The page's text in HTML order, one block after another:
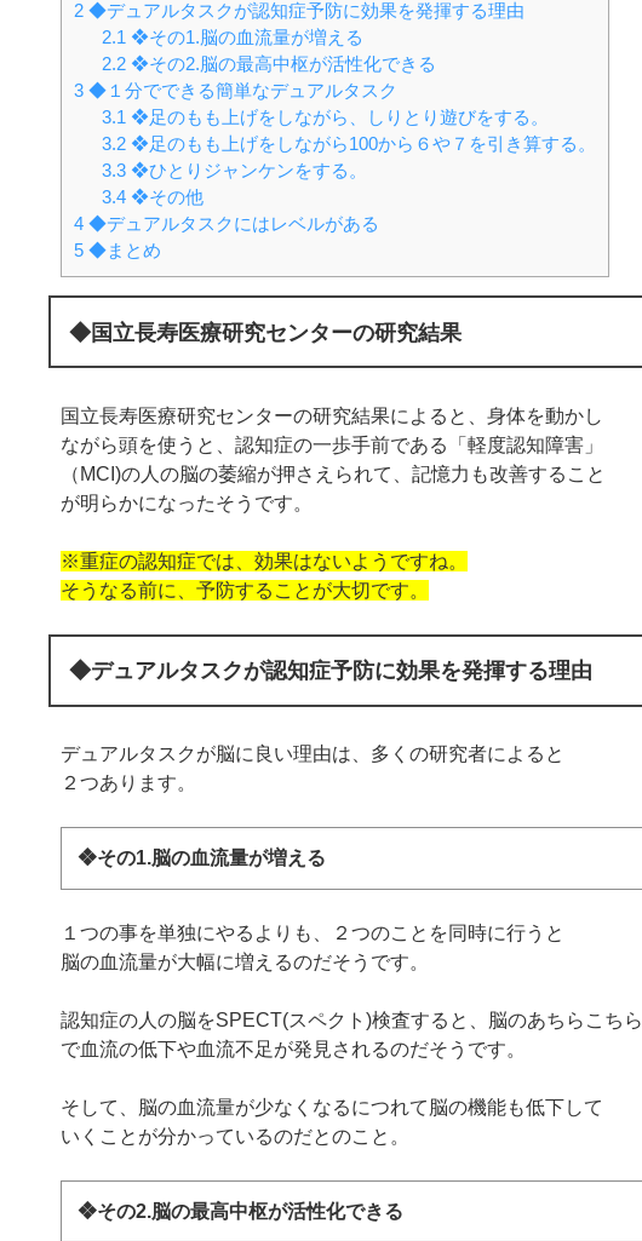
2◆デュアルタスクが認知症予防に効果を発揮する理由
2.1 ❖その1.脳の血流量が増える
2.2❖その2.脳の最高中枢が活性化できる
3◆１分でできる簡単なデュアルタスク
3.1 ❖足のもも上げをしながら、しりとり遊びをする。
3.2❖足のもも上げをしながら100から６や７を引き算する。
3.3❖ひとりジャンケンをする。
3.4❖その他
4◆デュアルタスクにはレベルがある
5◆まとめ
◆国立長寿医療研究センターの研究結果
国立長寿医療研究センターの研究結果によると、身体を動かし
ながら頭を使うと、認知症の一歩手前である「軽度認知障害」
（MCI)の人の脳の萎縮が押さえられて、記憶力も改善すること
が明らかになったそうです。
※重症の認知症では、効果はないようですね。
そうなる前に、予防することが大切です。
◆デュアルタスクが認知症予防に効果を発揮する理由
デュアルタスクが脳に良い理由は、多くの研究者によると
２つあります。
❖その1.脳の血流量が増える
１つの事を単独にやるよりも、２つのことを同時に行うと
脳の血流量が大幅に増えるのだそうです。
認知症の人の脳をSPECT(スペクト)検査すると、脳のあちらこちら
で血流の低下や血流不足が発見されるのだそうです。
そして、脳の血流量が少なくなるにつれて脳の機能も低下して
いくことが分かっているのだとのこと。
❖その2.脳の最高中枢が活性化できる